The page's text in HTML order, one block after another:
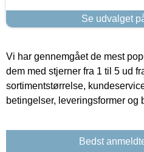
Se udvalget
Vi har gennemgået de mest
dem med stjerner fra 1 til 5 ud
sortimentstørrelse,
betingelser, leveringsformer og
Bedst